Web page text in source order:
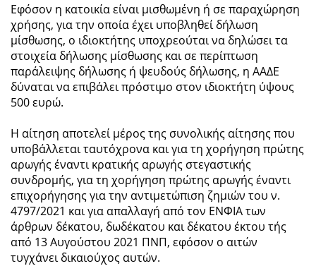
Εφόσον η κατοικία είναι μισθωμένη ή σε παραχώρηση
χρήσης, για την οποία έχει υποβληθεί δήλωση
μίσθωσης, ο ιδιοκτήτης υποχρεούται να δηλώσει τα
στοιχεία δήλωσης μίσθωσης και σε περίπτωση
παράλειψης δήλωσης ή ψευδούς δήλωσης, η ΑΑΔΕ
δύναται να επιβάλει πρόστιμο στον ιδιοκτήτη ύψους
500 ευρώ.
Η αίτηση αποτελεί μέρος της συνολικής αίτησης που
υποβάλλεται ταυτόχρονα και για τη χορήγηση πρώτης
αρωγής έναντι κρατικής αρωγής στεγαστικής
συνδρομής, για τη χορήγηση πρώτης αρωγής έναντι
επιχορήγησης για την αντιμετώπιση ζημιών του ν.
4797/2021 και για απαλλαγή από τον ΕΝΦΙΑ των
άρθρων δέκατου, δωδέκατου και δέκατου έκτου τής
από 13 Αυγούστου 2021 ΠΝΠ, εφόσον ο αιτών
τυγχάνει δικαιούχος αυτών.